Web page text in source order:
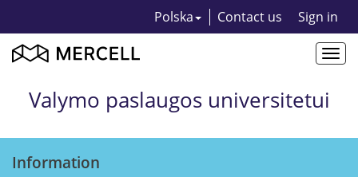
Polska Contact us Sign in
Valymo paslaugos universitetui
Information